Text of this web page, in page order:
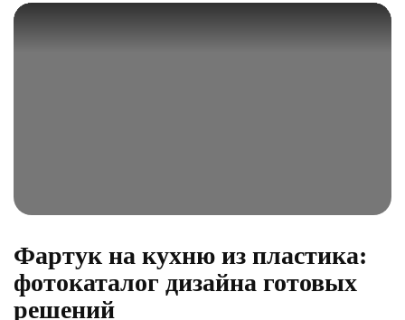
Фартук на кухню из пластика:
фотокаталог дизайна готовых
решений